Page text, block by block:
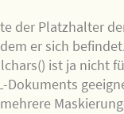
der Platzhalter
er sich
ist ja nicht
Dokuments